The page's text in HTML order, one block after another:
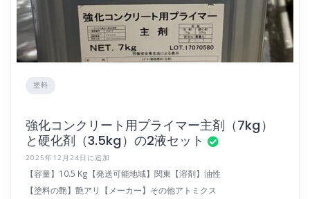
塗料
強化コンクリート用プライマー主剤（7kg）
と硬化剤（3.5kg）の2液セット
2025年12月24日に追加
【容量】10.5 Kg 【発送可能地域】関東 【溶剤】油性
【塗料の艶】艶アリ
【メーカー】その他アトミクス